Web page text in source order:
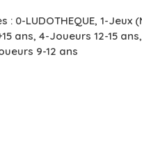
: 0-LUDOTHEQUE, 1-Jeux
ans, 4-Joueurs 12-15 ans,
9-12 ans